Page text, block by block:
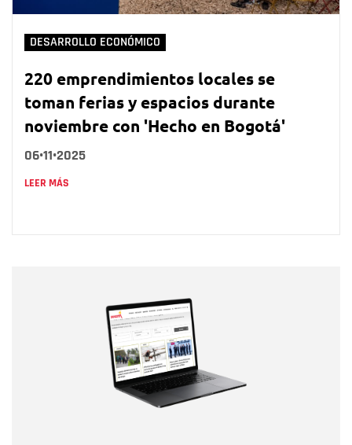
DESARROLLO ECONÓMICO
220 emprendimientos locales se
toman ferias y espacios durante
noviembre con 'Hecho en Bogotá'
06•11•2025
LEER MÁS
Correo electrónico
Tipo de comentario